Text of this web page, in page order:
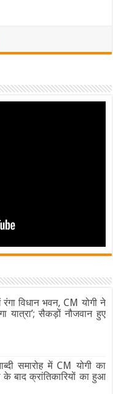
विधान भवन, CM योगी ने
यात्रा’; सैकड़ों नौजवान हुए
समारोह में CM योगी का
बाद क्रांतिकारियों का हुआ